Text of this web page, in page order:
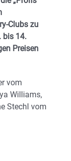
Clubs zu
bis 14.
Preisen
vom
Williams,
Stechl vom